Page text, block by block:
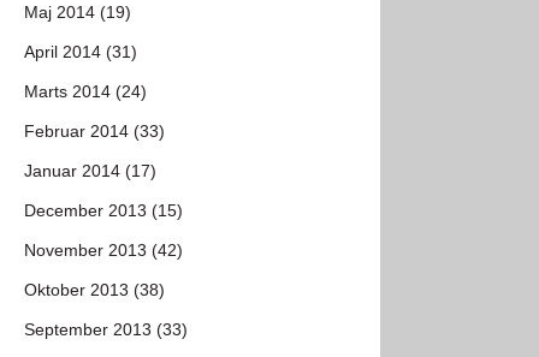
Maj 2014 (19)
April 2014 (31)
Marts 2014 (24)
Februar 2014 (33)
Januar 2014 (17)
December 2013 (15)
November 2013 (42)
Oktober 2013 (38)
September 2013 (33)